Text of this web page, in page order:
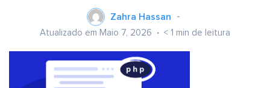
Zahra Hassan
Atualizado em Maio 7, 2026 < 1 min de leitura